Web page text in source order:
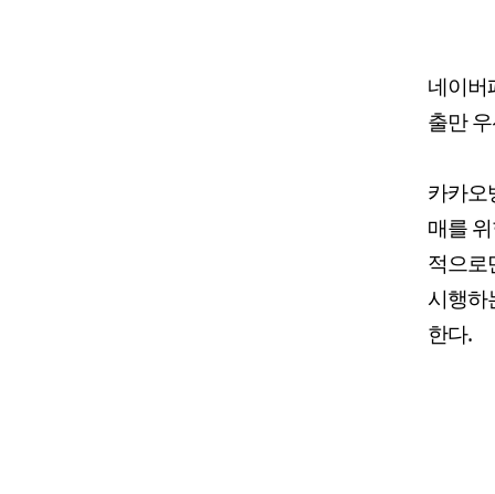
네이버
출만
카카오
매를
적으로
시행하
한다.